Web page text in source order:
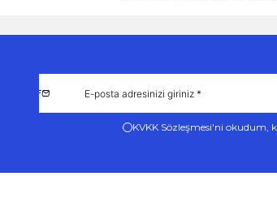
KVKK Sözleşmesi'ni okudum,